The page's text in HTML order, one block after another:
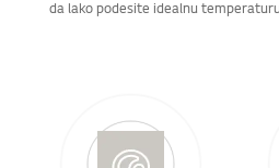
da lako podesite idealnu